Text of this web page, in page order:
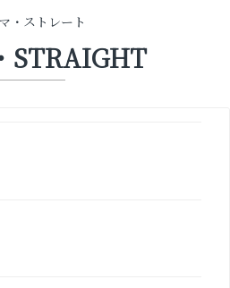
・ストレート
STRAIGHT